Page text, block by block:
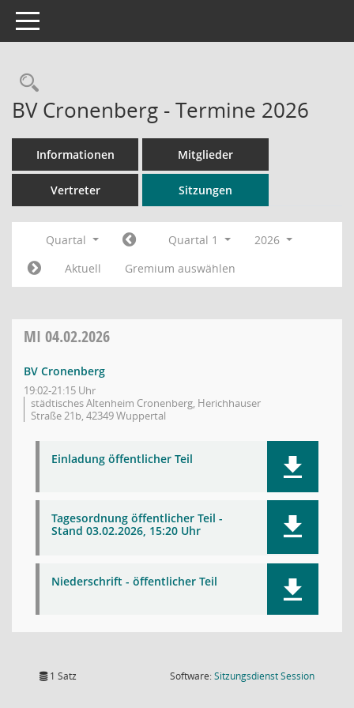
Toggle navigation
Rechercheauswahl
BV Cronenberg - Termine 2026
Informationen Mitglieder
Vertreter Sitzungen
Quartal Quartal 1
2026
Aktuell
Gremium auswählen
MI 04.02.2026
BV Cronenberg
19:02-21:15 Uhr
städtisches Altenheim Cronenberg, Herichhauser
Straße 21b, 42349 Wuppertal
Einladung öffentlicher Teil
Tagesordnung öffentlicher Teil -
Stand 03.02.2026, 15:20 Uhr
Niederschrift - öffentlicher Teil
1 Satz Software:SitzungsdienstSession(Wird in